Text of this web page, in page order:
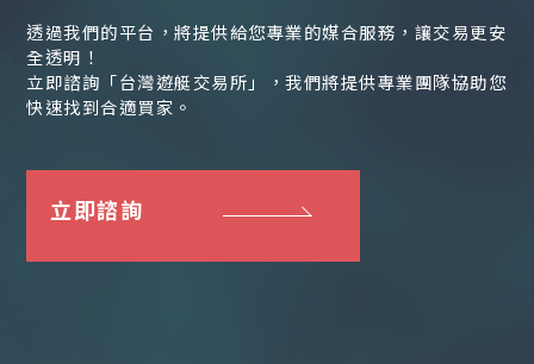
透過我們的平台，將提供給您專業的媒合服務，讓交易更安
全透明！
立即諮詢「台灣遊艇交易所」，我們將提供專業團隊協助您
快速找到合適買家。
立即諮詢